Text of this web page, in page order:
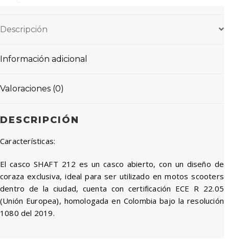
Descripción
Información adicional
Valoraciones (0)
DESCRIPCIÓN
Características:
El casco SHAFT 212 es un casco abierto, con un diseño de
coraza exclusiva, ideal para ser utilizado en motos scooters
dentro de la ciudad, cuenta con certificación ECE R 22.05
(Unión Europea), homologada en Colombia bajo la resolución
1080 del 2019.